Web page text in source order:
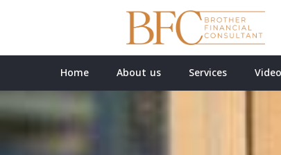
Home About us Services